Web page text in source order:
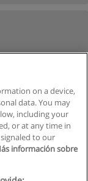
on a device,
data. You may
including your
or at any time in
to our
información sobre